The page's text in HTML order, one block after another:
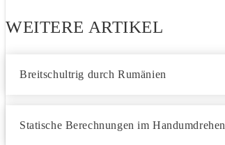
WEITERE ARTIKEL
Breitschultrig durch Rumänien
Statische Berechnungen im Handumdrehen